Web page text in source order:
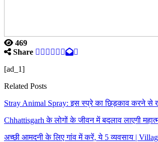
469
Share
[ad_1]
Related Posts
Stray Animal Spray: इस स्प्रे का छिड़काव करने
Chhattisgarh के लोगों के जीवन में बदलाव लाएगी
अच्छी आमदनी के लिए गांव में करें, ये 5 व्यवसाय |